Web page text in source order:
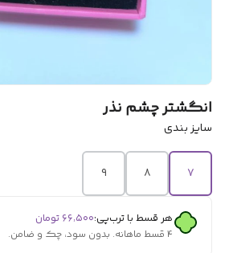
انگشتر چشم نذر
سایز بندی
۷ ۸ ۹
هر قسط با ترب‌پی:۶۶٬۵۰۰ تومان
۴ قسط ماهانه. بدون سود، چک و ضامن.